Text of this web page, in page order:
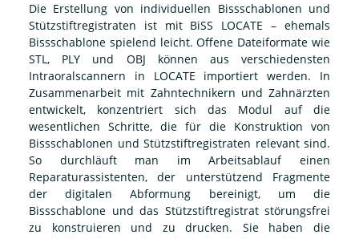
Die Erstellung von individuellen Bissschablonen und
Stützstiftregistraten ist mit BiSS LOCATE – ehemals
Bissschablone spielend leicht. Offene Dateiformate wie
STL, PLY und OBJ können aus verschiedensten
Intraoralscannern in LOCATE importiert werden. In
Zusammenarbeit mit Zahntechnikern und Zahnärzten
entwickelt, konzentriert sich das Modul auf die
wesentlichen Schritte, die für die Konstruktion von
Bissschablonen und Stützstiftregistraten relevant sind.
So durchläuft man im Arbeitsablauf einen
Reparaturassistenten, der unterstützend Fragmente
der digitalen Abformung bereinigt, um die
Bissschablone und das Stützstiftregistrat störungsfrei
zu konstruieren und zu drucken. Sie haben die